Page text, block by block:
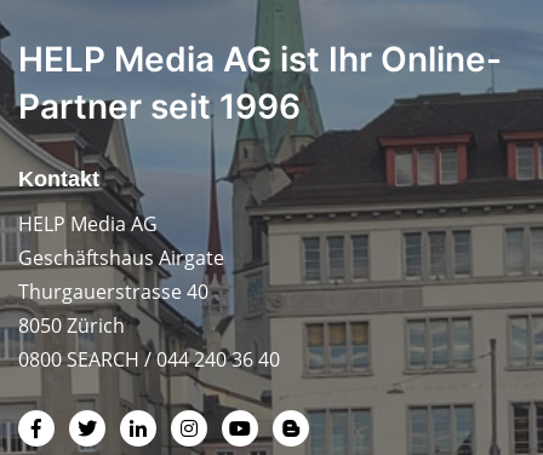
HELP Media AG ist Ihr Online-
Partner seit 1996
Kontakt
HELP Media AG
Geschäftshaus Airgate
Thurgauerstrasse 40
8050 Zürich
0800 SEARCH / 044 240 36 40